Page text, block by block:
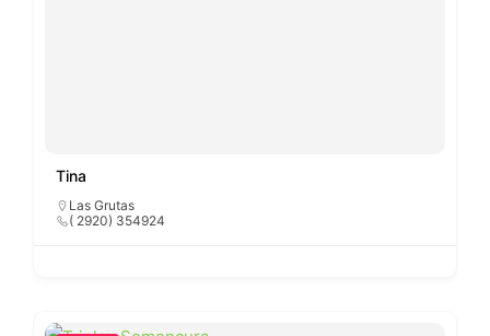
Tina
Las Grutas
( 2920) 354924